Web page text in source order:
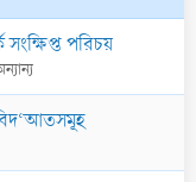
সংক্ষিপ্ত পরিচয়